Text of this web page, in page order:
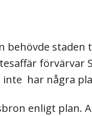
behövde
förvärvar
inte har några
enligt plan.